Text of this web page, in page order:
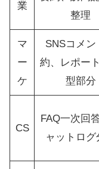
業
整理
マ
ー
ケ
SNSコメン
約、レポー
型部分
CS
FAQ一次回
ャットログ